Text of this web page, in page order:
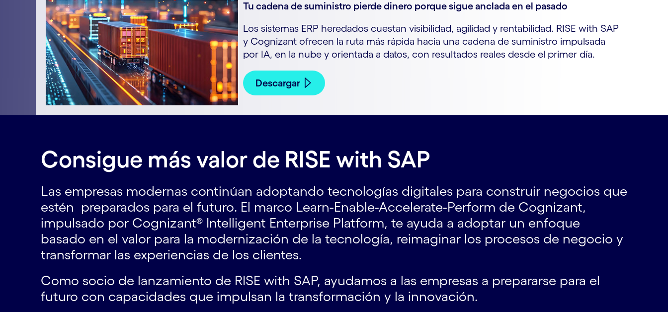
Tu cadena de suministro pierde dinero porque sigue anclada en el pasado
Los sistemas ERP heredados cuestan visibilidad, agilidad y rentabilidad. RISE with SAP
y Cognizant ofrecen la ruta más rápida hacia una cadena de suministro impulsada
por IA, en la nube y orientada a datos, con resultados reales desde el primer día.
Descargar
Consigue más valor de RISE with SAP
Las empresas modernas continúan adoptando tecnologías digitales para construir negocios que
estén preparados para el futuro. El marco Learn-Enable-Accelerate-Perform de Cognizant,
impulsado por Cognizant® Intelligent Enterprise Platform, te ayuda a adoptar un enfoque
basado en el valor para la modernización de la tecnología, reimaginar los procesos de negocio y
transformar las experiencias de los clientes.
Como socio de lanzamiento de RISE with SAP, ayudamos a las empresas a prepararse para el
futuro con capacidades que impulsan la transformación y la innovación.